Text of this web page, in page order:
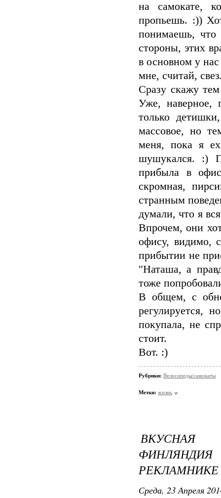
на самокате,
пропьешь. :))
понимаешь, что
стороны, этих
в основном у
мне, считай,
Сразу скажу
Уже, наверное,
только
массовое, но
меня, пока я
шушукался. :)
прибыла в
скромная,
странным
думали, что я
Впрочем, они
офису, видимо,
прибытии не
"Наташа, а
тоже
В общем, с
регулируется,
покупала, не
стоит.
Вот. :)
Рубрики: Велосипеды/самокаты
Метки: жизнь
ВКУСНАЯ
РЕКЛАМНИКЕ
Среда, 23 Апреля